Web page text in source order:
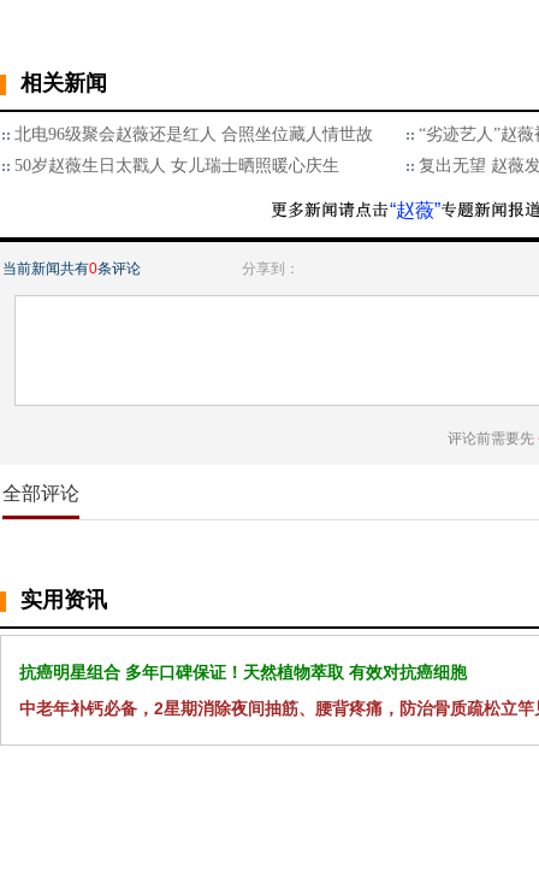
相关新闻
北电96级聚会赵薇还是红人 合照坐位藏人情世故
“劣迹艺人”赵
50岁赵薇生日太戳人 女儿瑞士晒照暖心庆生
复出无望 赵薇
“赵薇”
当前新闻共有0条评论 分享到：
评论前需要先
全部评论
实用资讯
抗癌明星组合 多年口碑保证！天然植物萃取 有效对抗癌细胞
中老年补钙必备，2星期消除夜间抽筋、腰背疼痛，防治骨质疏松立竿